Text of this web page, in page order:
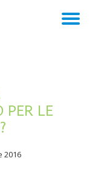
LE
2016